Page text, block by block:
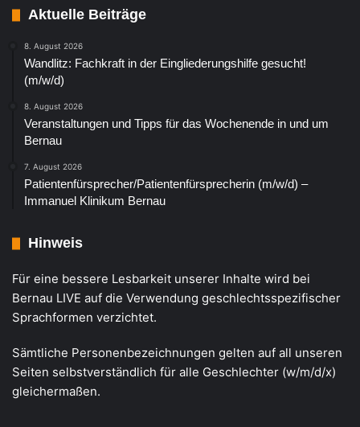
Aktuelle Beiträge
8. August 2026
Wandlitz: Fachkraft in der Eingliederungshilfe gesucht!
(m/w/d)
8. August 2026
Veranstaltungen und Tipps für das Wochenende in und um
Bernau
7. August 2026
Patientenfürsprecher/Patientenfürsprecherin (m/w/d) –
Immanuel Klinikum Bernau
Hinweis
Für eine bessere Lesbarkeit unserer Inhalte wird bei
Bernau LIVE auf die Verwendung geschlechtsspezifischer
Sprachformen verzichtet.
Sämtliche Personenbezeichnungen gelten auf all unseren
Seiten selbstverständlich für alle Geschlechter (w/m/d/x)
gleichermaßen.